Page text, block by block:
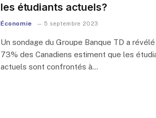
les étudiants actuels?
Économie 5 septembre 2023
Un sondage du Groupe Banque TD a
73% des Canadiens estiment que les
actuels sont confrontés à…